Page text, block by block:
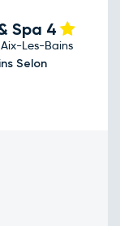
Spa 4
Les-Bains
Selon